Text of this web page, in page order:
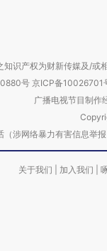
知识产权为财新传媒及/或
号 京ICP备10026701
广播电视节目制作
（涉网络暴力有害信息
关于我们 加入我们